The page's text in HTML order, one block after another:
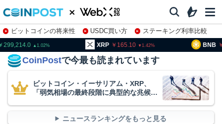
ビットコインの将来性 USDC買い方
ステーキング利率比較
株特集・関連銘柄
1.02 XRP 165.10 1.42 BNB
CoinPostで今最も読まれています
ビットコイン・イーサリアム・XRP、
「弱気相場の最終段階に典型的な兆候」
ニュースランキングをもっと見る